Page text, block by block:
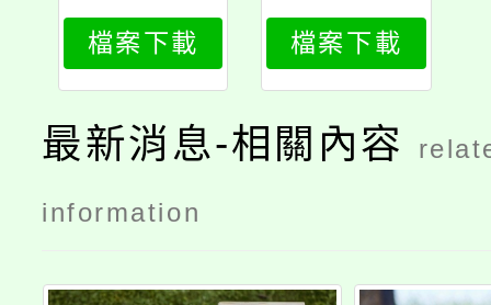
教學支援人
員甄選簡章
公告版
檔案下載
教學支援人
員甄選簡章
公告版
檔案下載
最新消息-相關內容
information